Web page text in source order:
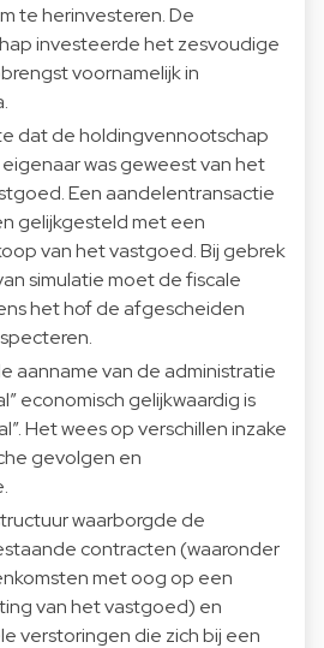
te herinvesteren. De
investeerde het zesvoudige
voornamelijk in
dat de holdingvennootschap
was geweest van het
Een aandelentransactie
gelijkgesteld met een
van het vastgoed. Bij gebrek
simulatie moet de fiscale
het hof de afgescheiden
aanname van de administratie
economisch gelijkwaardig is
Het wees op verschillen inzake
gevolgen en
waarborgde de
contracten (waaronder
met oog op een
van het vastgoed) en
verstoringen die zich bij een